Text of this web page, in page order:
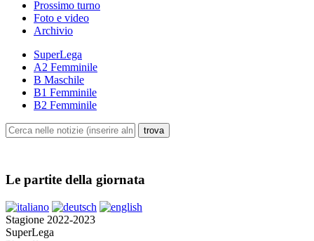
Prossimo turno
Foto e video
Archivio
SuperLega
A2 Femminile
B Maschile
B1 Femminile
B2 Femminile
Le partite della giornata
Stagione 2022-2023
SuperLega